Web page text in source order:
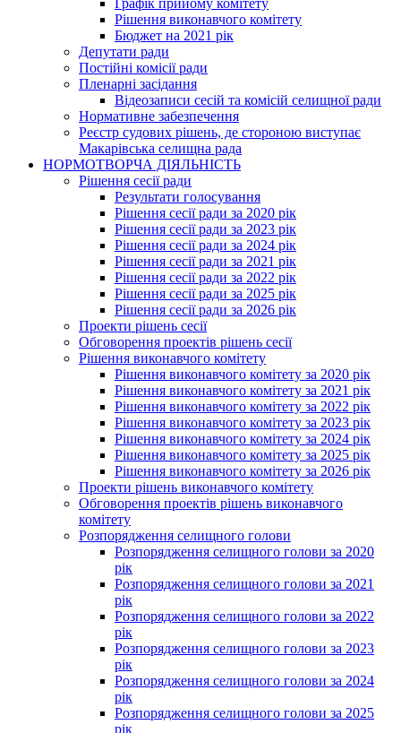
Графік прийому комітету
Рішення виконавчого комітету
Бюджет на 2021 рік
Депутати ради
Постійні комісії ради
Пленарні засідання
Відеозаписи сесій та комісій селищної ради
Нормативне забезпечення
Реєстр судових рішень, де стороною виступає
Макарівська селищна рада
НОРМОТВОРЧА ДІЯЛЬНІСТЬ
Рішення сесії ради
Результати голосування
Рішення сесії ради за 2020 рік
Рішення сесії ради за 2023 рік
Рішення сесії ради за 2024 рік
Рішення сесії ради за 2021 рік
Рішення сесії ради за 2022 рік
Рішення сесії ради за 2025 рік
Рішення сесії ради за 2026 рік
Проекти рішень сесії
Обговорення проектів рішень сесії
Рішення виконавчого комітету
Рішення виконавчого комітету за 2020 рік
Рішення виконавчого комітету за 2021 рік
Рішення виконавчого комітету за 2022 рік
Рішення виконавчого комітету за 2023 рік
Рішення виконавчого комітету за 2024 рік
Рішення виконавчого комітету за 2025 рік
Рішення виконавчого комітету за 2026 рік
Проекти рішень виконавчого комітету
Обговорення проектів рішень виконавчого
комітету
Розпорядження селищного голови
Розпорядження селищного голови за 2020
рік
Розпорядження селищного голови за 2021
рік
Розпорядження селищного голови за 2022
рік
Розпорядження селищного голови за 2023
рік
Розпорядження селищного голови за 2024
рік
Розпорядження селищного голови за 2025
рік